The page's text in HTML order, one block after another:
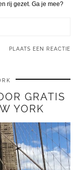
rij gezet. Ga je mee?
PLAATS EEN REACTIE
GRATIS
YORK